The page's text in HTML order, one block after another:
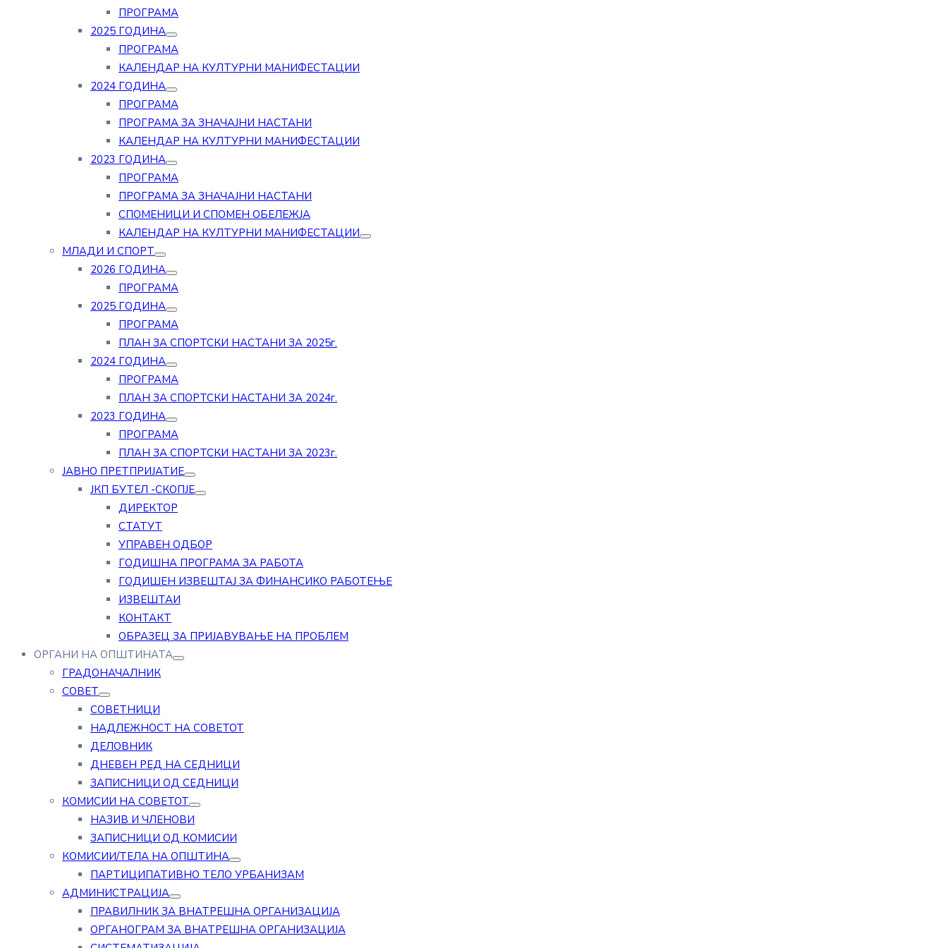
ПРОГРАМА
2025 ГОДИНА
ПРОГРАМА
КАЛЕНДАР НА КУЛТУРНИ МАНИФЕСТАЦИИ
2024 ГОДИНА
ПРОГРАМА
ПРОГРАМА ЗА ЗНАЧАЈНИ НАСТАНИ
КАЛЕНДАР НА КУЛТУРНИ МАНИФЕСТАЦИИ
2023 ГОДИНА
ПРОГРАМА
ПРОГРАМА ЗА ЗНАЧАЈНИ НАСТАНИ
СПОМЕНИЦИ И СПОМЕН ОБЕЛЕЖЈА
КАЛЕНДАР НА КУЛТУРНИ МАНИФЕСТАЦИИ
МЛАДИ И СПОРТ
2026 ГОДИНА
ПРОГРАМА
2025 ГОДИНА
ПРОГРАМА
ПЛАН ЗА СПОРТСКИ НАСТАНИ ЗА 2025г.
2024 ГОДИНА
ПРОГРАМА
ПЛАН ЗА СПОРТСКИ НАСТАНИ ЗА 2024г.
2023 ГОДИНА
ПРОГРАМА
ПЛАН ЗА СПОРТСКИ НАСТАНИ ЗА 2023г.
ЈАВНО ПРЕТПРИЈАТИЕ
ЈКП БУТЕЛ -СКОПЈЕ
ДИРЕКТОР
СТАТУТ
УПРАВЕН ОДБОР
ГОДИШНА ПРОГРАМА ЗА РАБОТА
ГОДИШЕН ИЗВЕШТАЈ ЗА ФИНАНСИКО РАБОТЕЊЕ
ИЗВЕШТАИ
КОНТАКТ
ОБРАЗЕЦ ЗА ПРИЈАВУВАЊЕ НА ПРОБЛЕМ
ОРГАНИ НА ОПШТИНАТА
ГРАДОНАЧАЛНИК
СОВЕТ
СОВЕТНИЦИ
НАДЛЕЖНОСТ НА СОВЕТОТ
ДЕЛОВНИК
ДНЕВЕН РЕД НА СЕДНИЦИ
ЗАПИСНИЦИ ОД СЕДНИЦИ
КОМИСИИ НА СОВЕТОТ
НАЗИВ И ЧЛЕНОВИ
ЗАПИСНИЦИ ОД КОМИСИИ
КОМИСИИ/ТЕЛА НА ОПШТИНА
ПАРТИЦИПАТИВНО ТЕЛО УРБАНИЗАМ
АДМИНИСТРАЦИЈА
ПРАВИЛНИК ЗА ВНАТРЕШНА ОРГАНИЗАЦИЈА
ОРГАНОГРАМ ЗА ВНАТРЕШНА ОРГАНИЗАЦИЈА